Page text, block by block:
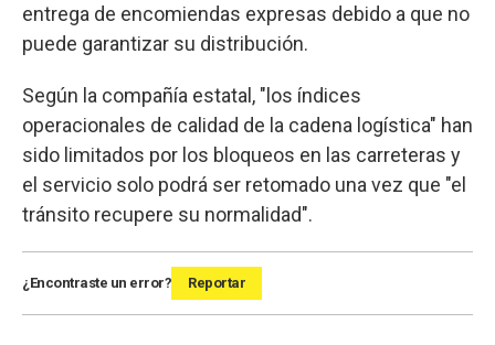
entrega de encomiendas expresas debido a que no
puede garantizar su distribución.
Según la compañía estatal, "los índices
operacionales de calidad de la cadena logística" han
sido limitados por los bloqueos en las carreteras y
el servicio solo podrá ser retomado una vez que "el
tránsito recupere su normalidad".
¿Encontraste un error? Reportar